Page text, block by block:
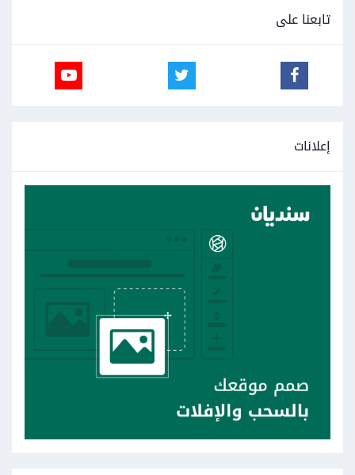
تابعنا على
إعلانات